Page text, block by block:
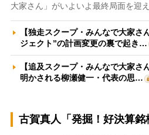
大家さん」がいよいよ最終局面を迎
【独走スクープ・みんなで大家さ
ジェクト”の計画変更の裏で起き…
【追及スクープ・みんなで大家さ
明かされる柳瀬健一・代表の思…
古賀真人「発掘！好決算銘